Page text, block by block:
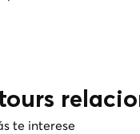
te interese